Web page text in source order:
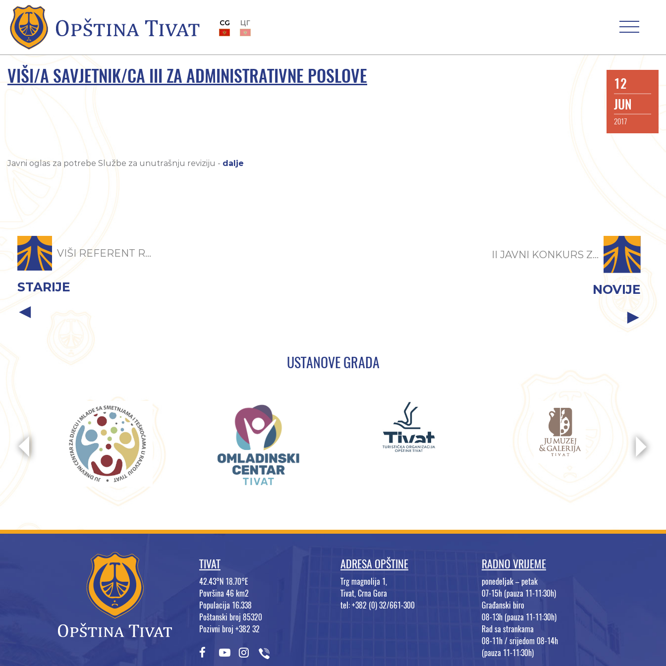
CG ЦГ
VIŠI/A SAVJETNIK/CA III ZA ADMINISTRATIVNE POSLOVE
12
JUN
2017
Javni oglas za potrebe Službe za unutrašnju reviziju - dalje
VIŠI REFERENT R...
STARIJE
II JAVNI KONKURS Z...
NOVIJE
USTANOVE GRADA
TIVAT
42.43°N 18.70°E
Površina 46 km2
Populacija 16.338
Poštanski broj 85320
Pozivni broj +382 32
ADRESA OPŠTINE
Trg magnolija 1,
Tivat, Crna Gora
tel: +382 (0) 32/661-300
RADNO VRIJEME
ponedeljak – petak
07-15h (pauza 11-11:30h)
Građanski biro
08-13h (pauza 11-11:30h)
Rad sa strankama
08-11h / srijedom 08-14h
(pauza 11-11:30h)